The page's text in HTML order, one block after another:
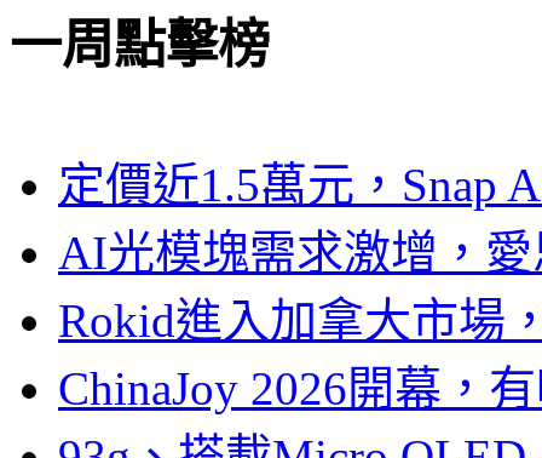
一周點擊榜
定價近1.5萬元，Snap
AI光模塊需求激增，
Rokid進入加拿大市場
ChinaJoy 2026開幕，